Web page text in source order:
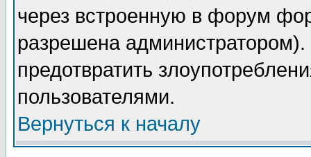
через встроенную в форум
разрешена
предотвратить
пользователями.
Вернуться к началу